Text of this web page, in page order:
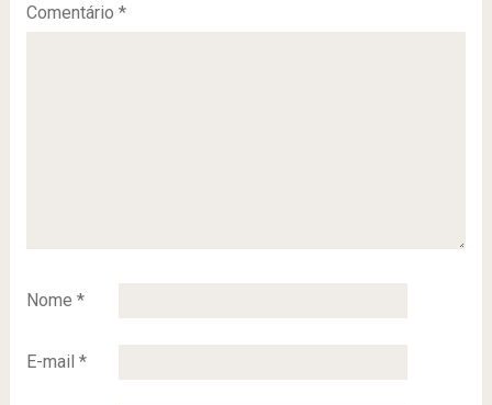
Comentário *
Nome *
E-mail *